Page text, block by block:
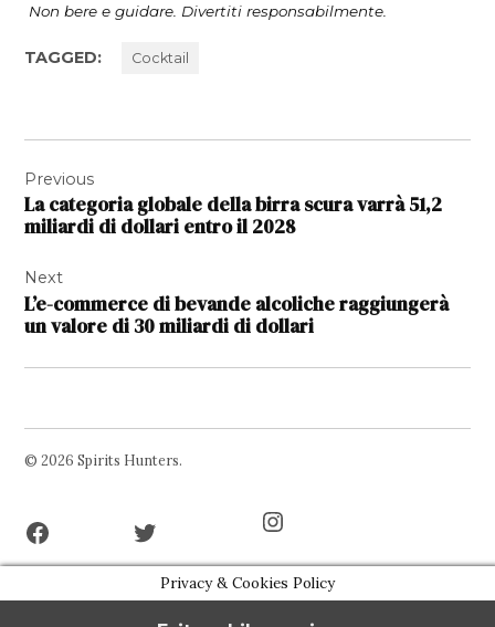
Non bere e guidare. Divertiti responsabilmente.
TAGGED: Cocktail
articoli
Previous
La categoria globale della birra scura varrà 51,2
miliardi di dollari entro il 2028
Next
L’e-commerce di bevande alcoliche raggiungerà
un valore di 30 miliardi di dollari
© 2026 Spirits Hunters.
Privacy & Cookies Policy